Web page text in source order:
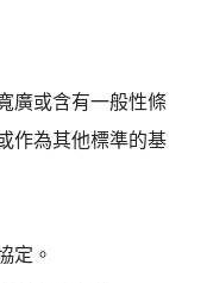
或含有一般性條
作為其他標準的基
定。